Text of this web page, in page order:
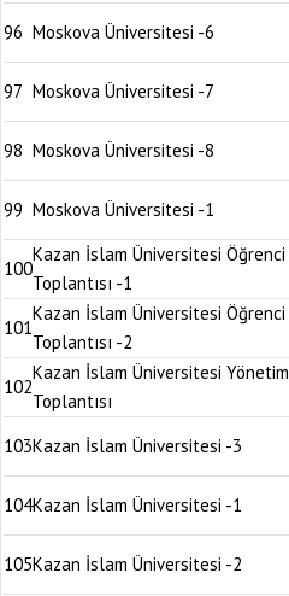
96 Moskova Üniversitesi -6
97 Moskova Üniversitesi -7
98 Moskova Üniversitesi -8
99 Moskova Üniversitesi -1
100
Kazan İslam Üniversitesi Öğrenci
Toplantısı -1
101
Kazan İslam Üniversitesi Öğrenci
Toplantısı -2
102
Kazan İslam Üniversitesi Yönetim
Toplantısı
103Kazan İslam Üniversitesi -3
104Kazan İslam Üniversitesi -1
105Kazan İslam Üniversitesi -2